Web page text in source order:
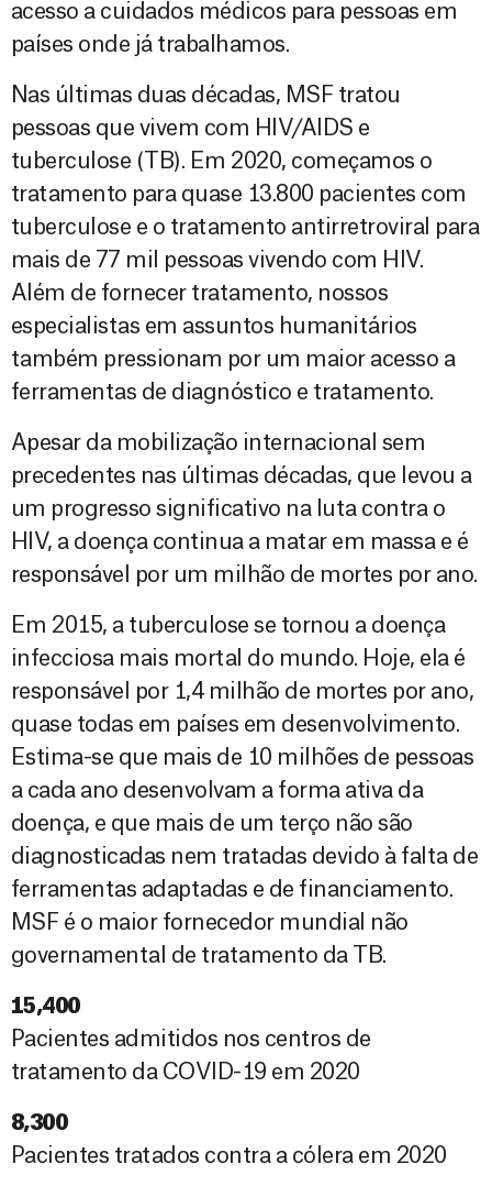
acesso a cuidados médicos para pessoas em
países onde já trabalhamos.
Nas últimas duas décadas, MSF tratou
pessoas que vivem com HIV/AIDS e
tuberculose (TB). Em 2020, começamos o
tratamento para quase 13.800 pacientes com
tuberculose e o tratamento antirretroviral para
mais de 77 mil pessoas vivendo com HIV.
Além de fornecer tratamento, nossos
especialistas em assuntos humanitários
também pressionam por um maior acesso a
ferramentas de diagnóstico e tratamento.
Apesar da mobilização internacional sem
precedentes nas últimas décadas, que levou a
um progresso significativo na luta contra o
HIV, a doença continua a matar em massa e é
responsável por um milhão de mortes por ano.
Em 2015, a tuberculose se tornou a doença
infecciosa mais mortal do mundo. Hoje, ela é
responsável por 1,4 milhão de mortes por ano,
quase todas em países em desenvolvimento.
Estima-se que mais de 10 milhões de pessoas
a cada ano desenvolvam a forma ativa da
doença, e que mais de um terço não são
diagnosticadas nem tratadas devido à falta de
ferramentas adaptadas e de financiamento.
MSF é o maior fornecedor mundial não
governamental de tratamento da TB.
15,400
Pacientes admitidos nos centros de
tratamento da COVID-19 em 2020
8,300
Pacientes tratados contra a cólera em 2020